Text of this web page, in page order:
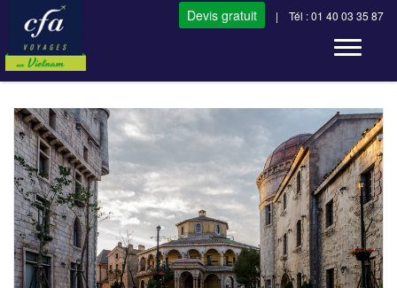
Devis gratuit | Tél : 01 40 03 35 87
Toggle